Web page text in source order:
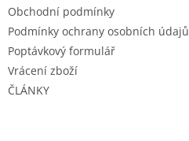
Obchodní podmínky
Podmínky ochrany osobních údajů
Poptávkový formulář
Vrácení zboží
ČLÁNKY